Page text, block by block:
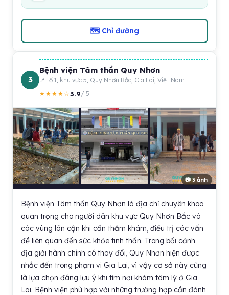
🗺 Chỉ đường
3
Bệnh viện Tâm thần Quy Nhơn
Tổ 1, khu vực 5, Quy Nhơn Bắc, Gia Lai, Việt Nam
★★★★☆3.9/ 5
📷 3 ảnh
Bệnh viện Tâm thần Quy Nhơn là địa chỉ chuyên khoa
quan trọng cho người dân khu vực Quy Nhơn Bắc và
các vùng lân cận khi cần thăm khám, điều trị các vấn
đề liên quan đến sức khỏe tinh thần. Trong bối cảnh
địa giới hành chính có thay đổi, Quy Nhơn hiện được
nhắc đến trong phạm vi Gia Lai, vì vậy cơ sở này cũng
là lựa chọn đáng lưu ý khi tìm nơi khám tâm lý ở Gia
Lai. Bệnh viện phù hợp với những trường hợp cần đánh